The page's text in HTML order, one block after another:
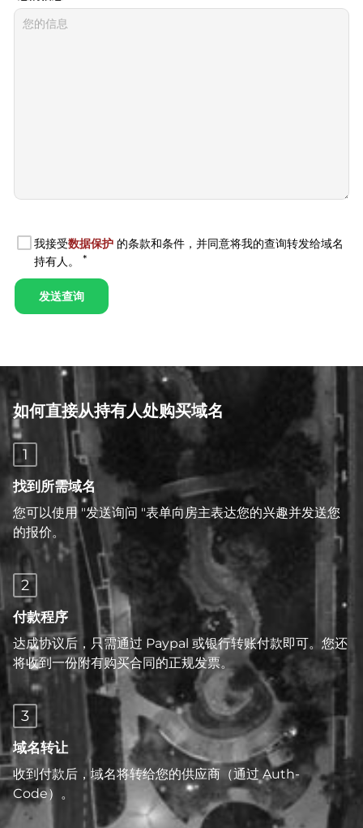
如何直接从持有人处购买域名
1
找到所需域名
您可以使用 "发送询问 "表单向房主表达您的兴趣并发送您
的报价。
2
付款程序
达成协议后，只需通过 Paypal 或银行转账付款即可。您还
将收到一份附有购买合同的正规发票。
3
域名转让
收到付款后，域名将转给您的供应商（通过 Auth-
Code）。